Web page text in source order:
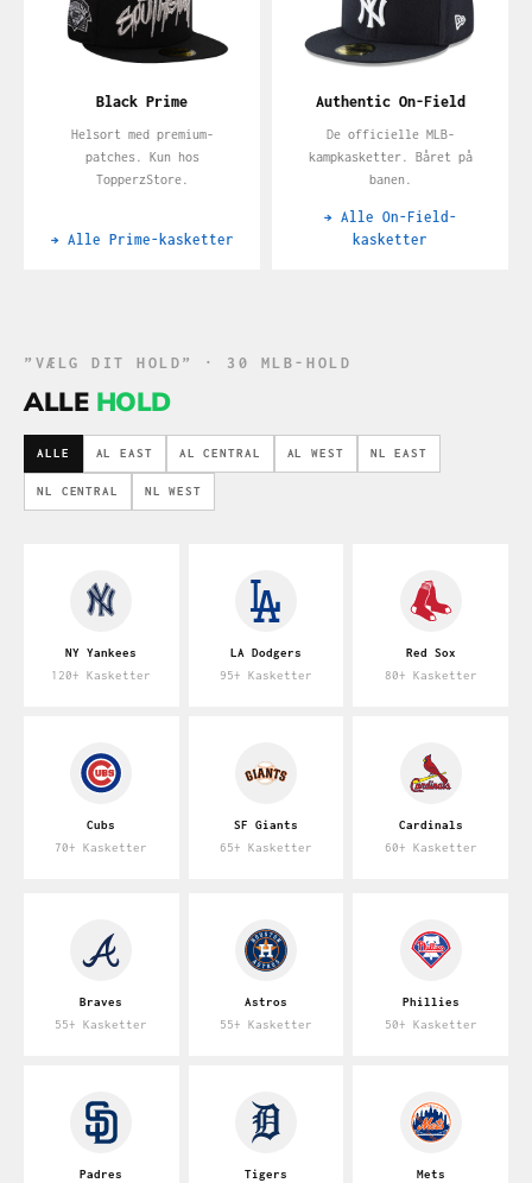
Black Prime
Helsort med premium-
patches. Kun hos
TopperzStore.
→ Alle Prime-kasketter
Authentic On-Field
De officielle MLB-
kampkasketter. Båret på
banen.
→ Alle On-Field-
kasketter
”VÆLG DIT HOLD” · 30 MLB-HOLD
ALLE HOLD
ALLE AL EAST AL CENTRAL AL WEST NL EAST
NL CENTRAL NL WEST
NY Yankees
120+ Kasketter
LA Dodgers
95+ Kasketter
Red Sox
80+ Kasketter
Cubs
70+ Kasketter
SF Giants
65+ Kasketter
Cardinals
60+ Kasketter
Braves
55+ Kasketter
Astros
55+ Kasketter
Phillies
50+ Kasketter
Padres Tigers Mets